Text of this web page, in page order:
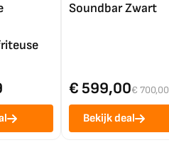
Soundbar Zwart
€ 599,00€ 700,00
Bekijk deal